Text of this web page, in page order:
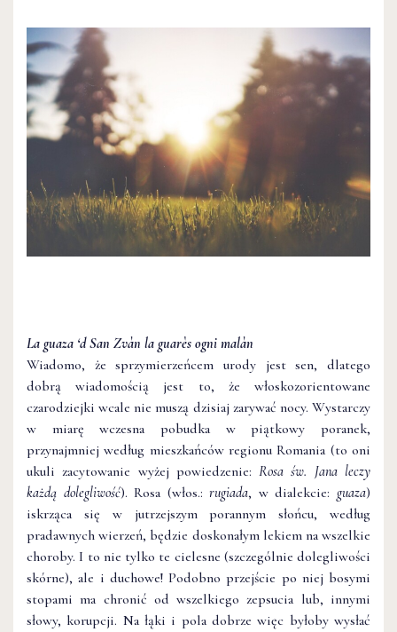
La guaza ‘d San Zvàn la guarès ogni malàn
Wiadomo, że sprzymierzeńcem urody jest sen, dlatego
dobrą wiadomością jest to, że włoskozorientowane
czarodziejki wcale nie muszą dzisiaj zarywać nocy. Wystarczy
w miarę wczesna pobudka w piątkowy poranek,
przynajmniej według mieszkańców regionu Romania (to oni
ukuli zacytowanie wyżej powiedzenie:Rosa św. Jana leczy
każdą dolegliwość). Rosa (włos.:rugiada, w dialekcie:guaza)
iskrząca się w jutrzejszym porannym słońcu, według
pradawnych wierzeń, będzie doskonałym lekiem na wszelkie
choroby. I to nie tylko te cielesne (szczególnie dolegliwości
skórne), ale i duchowe! Podobno przejście po niej bosymi
stopami ma chronić od wszelkiego zepsucia lub, innymi
słowy, korupcji. Na łąki i pola dobrze więc byłoby wysłać